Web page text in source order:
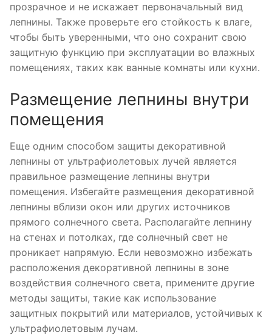
прозрачное и не искажает первоначальный вид
лепнины. Также проверьте его стойкость к влаге,
чтобы быть уверенными, что оно сохранит свою
защитную функцию при эксплуатации во влажных
помещениях, таких как ванные комнаты или кухни.
Размещение лепнины внутри
помещения
Еще одним способом защиты декоративной
лепнины от ультрафиолетовых лучей является
правильное размещение лепнины внутри
помещения. Избегайте размещения декоративной
лепнины вблизи окон или других источников
прямого солнечного света. Располагайте лепнину
на стенах и потолках, где солнечный свет не
проникает напрямую. Если невозможно избежать
расположения декоративной лепнины в зоне
воздействия солнечного света, примените другие
методы защиты, такие как использование
защитных покрытий или материалов, устойчивых к
ультрафиолетовым лучам.